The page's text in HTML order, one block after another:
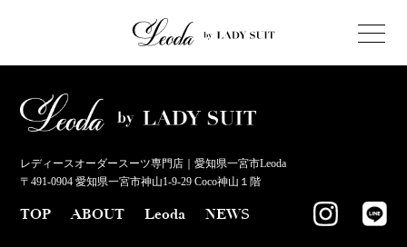
レディースオーダースーツ専門店｜愛知県一宮市Leoda
〒491-0904 愛知県一宮市神山1-9-29 Coco神山１階
TOP ABOUT Leoda NEWS